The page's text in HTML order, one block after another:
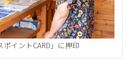
イントCARD」に押印